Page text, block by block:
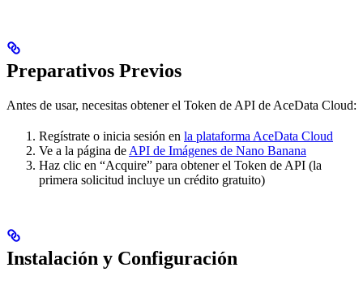
Preparativos Previos
Antes de usar, necesitas obtener el Token de API de AceData Cloud:
Regístrate o inicia sesión en la plataforma AceData Cloud
Ve a la página de API de Imágenes de Nano Banana
Haz clic en “Acquire” para obtener el Token de API (la
primera solicitud incluye un crédito gratuito)
Instalación y Configuración